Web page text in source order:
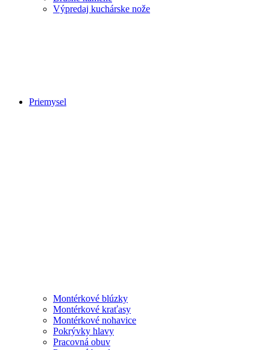
Výpredaj kuchárske nože
Priemysel
Montérkové blúzky
Montérkové kraťasy
Montérkové nohavice
Pokrývky hlavy
Pracovná obuv